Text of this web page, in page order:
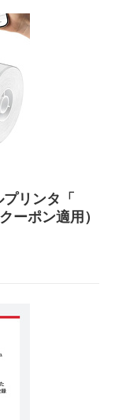
プリンタ「
ーポン適用）